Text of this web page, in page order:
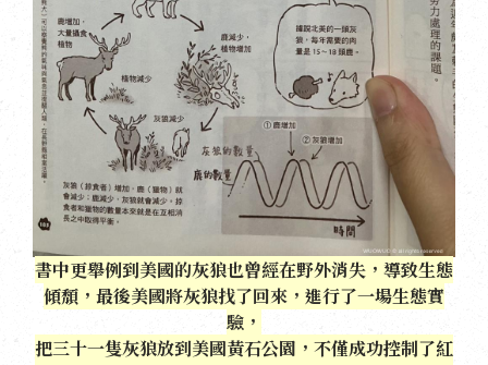
書中更舉例到美國的灰狼也曾經在野外消失，導致生態
傾頹，最後美國將灰狼找了回來，進行了一場生態實
驗，
把三十一隻灰狼放到美國黃石公園，不僅成功控制了紅